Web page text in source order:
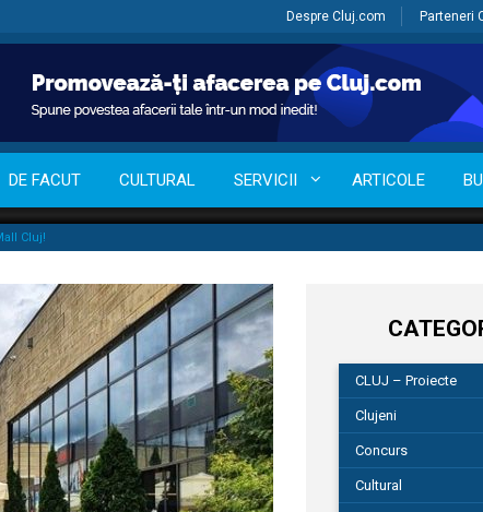
Despre Cluj.com Parteneri
DE FACUT CULTURAL SERVICII ARTICOLE
Cluj!
CLUJ – Proiecte
Clujeni
Concurs
Cultural